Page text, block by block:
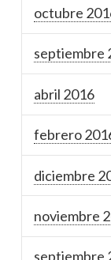
octubre
septiembre
abril 2016
febrero
diciembre
noviembre
septiembre